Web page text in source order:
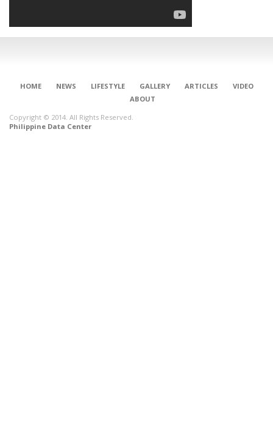
HOME NEWS LIFESTYLE GALLERY ARTICLES
VIDEO
ABOUT
Copyright © 2014. All Rights Reserved.
Philippine Data Center